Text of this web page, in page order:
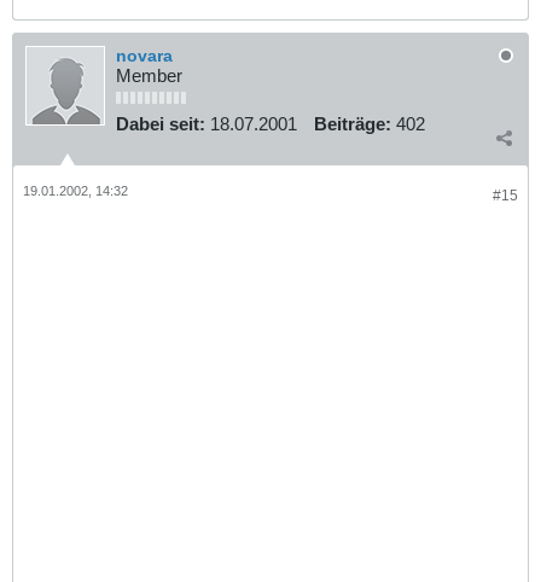
novara
Member
Dabei seit: 18.07.2001 Beiträge: 402
#15
19.01.2002, 14:32